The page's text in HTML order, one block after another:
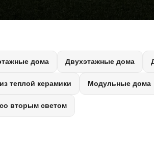
дома Двухэтажные дома
теплой керамики Модульные дома
вторым светом